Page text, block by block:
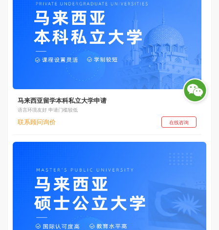
马来西亚留学本科私立大学申请
语言环境友好 申请门槛较低
联系顾问询价 在线咨询